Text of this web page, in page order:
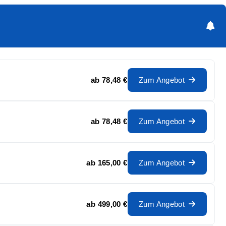
ab 78,48 € Zum Angebot
ab 78,48 € Zum Angebot
ab 165,00 € Zum Angebot
ab 499,00 € Zum Angebot